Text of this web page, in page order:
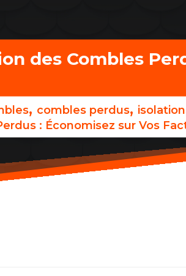
des Combles
, combles perdus, isolation
: Économisez sur Vos